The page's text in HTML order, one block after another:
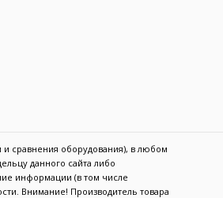
и сравнения оборудования), в любом
данного сайта либо
информации (в том числе
Внимание! Производитель товара